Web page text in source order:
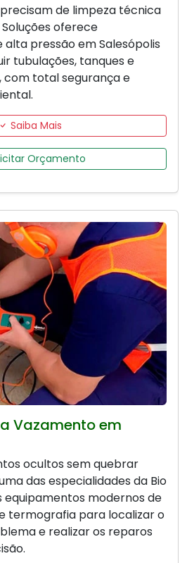
de limpeza técnica
oferece
pressão em Salesópolis
tubulações, tanques e
com total segurança e
Saiba Mais
Orçamento
Vazamento em
ocultos sem quebrar
das especialidades da Bio
equipamentos modernos de
termografia para localizar o
e realizar os reparos